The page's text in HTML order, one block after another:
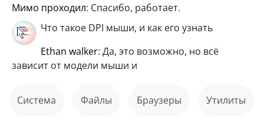
мимо проходил: Спасибо, работает.
Что такое DPI мыши, и как его узнать
ethan walker: Да, это возможно, но всё
зависит от модели мыши и
Система файлы Браузеры Утилиты